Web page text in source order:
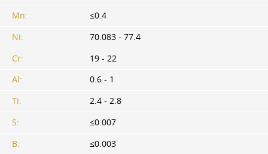
Mn:
≤0.4
Ni:
70.083 - 77.4
Cr:
19 - 22
Al:
0.6 - 1
Ti:
2.4 - 2.8
S:
≤0.007
B:
≤0.003